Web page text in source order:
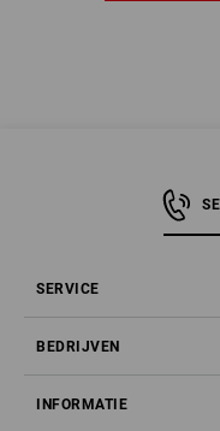
SERVICE
BEDRIJVEN
INFORMATIE